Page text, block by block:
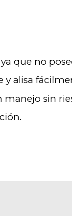
que no
y alisa
sin